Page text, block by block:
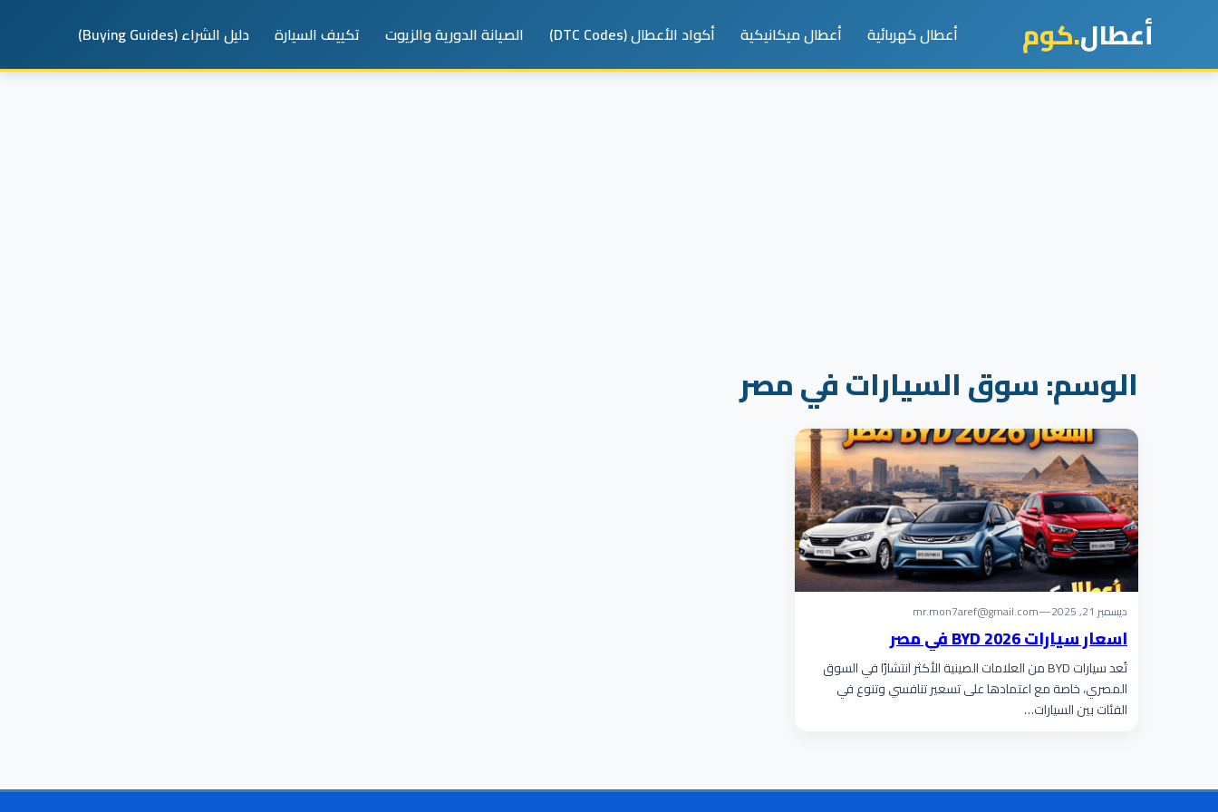
أعطال.كوم أعطال كهربائية أعطال ميكانيكية أكواد الأعطال (DTC Codes) الصيانة الدورية والزيوت تكييف السيارة دليل الشراء (Buying Guides)
الوسم:سوق السيارات في مصر
ديسمبر 21, 2025 —
mr.mon7aref@gmail.com
اسعار سيارات BYD 2026 في مصر
تُعد سيارات BYD من العلامات الصينية الأكثر انتشارًا في السوق
المصري، خاصة مع اعتمادها على تسعير تنافسي وتنوع في
الفئات بين السيارات…